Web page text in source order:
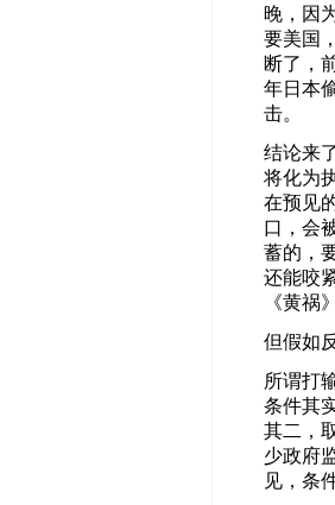
晚，因
要美国
断了，
年日本
击。
结论来
将化为
在预见
口，会
蓄的，
还能咬
《黄祸
但假如
所谓打
条件其
其二，
少政府
见，条